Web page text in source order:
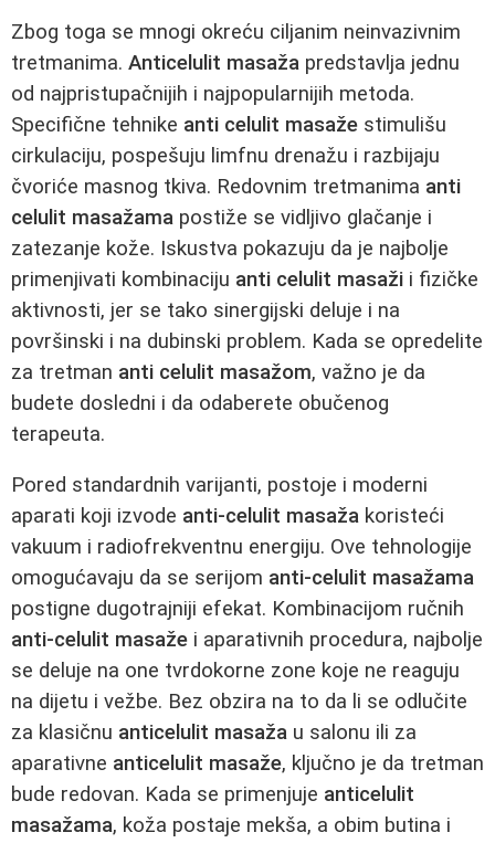
Zbog toga se mnogi okreću ciljanim neinvazivnim
tretmanima. Anticelulit masaža predstavlja jednu
od najpristupačnijih i najpopularnijih metoda.
Specifične tehnike anti celulit masaže stimulišu
cirkulaciju, pospešuju limfnu drenažu i razbijaju
čvoriće masnog tkiva. Redovnim tretmanima anti
celulit masažama postiže se vidljivo glačanje i
zatezanje kože. Iskustva pokazuju da je najbolje
primenjivati kombinaciju anti celulit masaži i fizičke
aktivnosti, jer se tako sinergijski deluje i na
površinski i na dubinski problem. Kada se opredelite
za tretman anti celulit masažom, važno je da
budete dosledni i da odaberete obučenog
terapeuta.
Pored standardnih varijanti, postoje i moderni
aparati koji izvode anti-celulit masaža koristeći
vakuum i radiofrekventnu energiju. Ove tehnologije
omogućavaju da se serijom anti-celulit masažama
postigne dugotrajniji efekat. Kombinacijom ručnih
anti-celulit masaže i aparativnih procedura, najbolje
se deluje na one tvrdokorne zone koje ne reaguju
na dijetu i vežbe. Bez obzira na to da li se odlučite
za klasičnu anticelulit masaža u salonu ili za
aparativne anticelulit masaže, ključno je da tretman
bude redovan. Kada se primenjuje anticelulit
masažama, koža postaje mekša, a obim butina i